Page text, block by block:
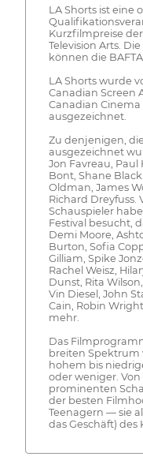
LA Shorts ist eine
Kurzfilmpreise
Television Arts.
können die
LA Shorts wurde
Canadian Screen
Canadian Cinema
ausgezeichnet.
Zu denjenigen,
ausgezeichnet
Jon Favreau, Paul
Bont, Shane
Oldman, James
Richard Dreyfuss.
Schauspieler
Festival besucht,
Demi Moore,
Burton, Sofia
Gilliam, Spike
Rachel Weisz,
Dunst, Rita
Vin Diesel, John
Cain, Robin
mehr.
Das
breiten Spektrum
hohem bis
oder weniger.
prominenten
der besten
Teenagern — sie
das Geschäft)